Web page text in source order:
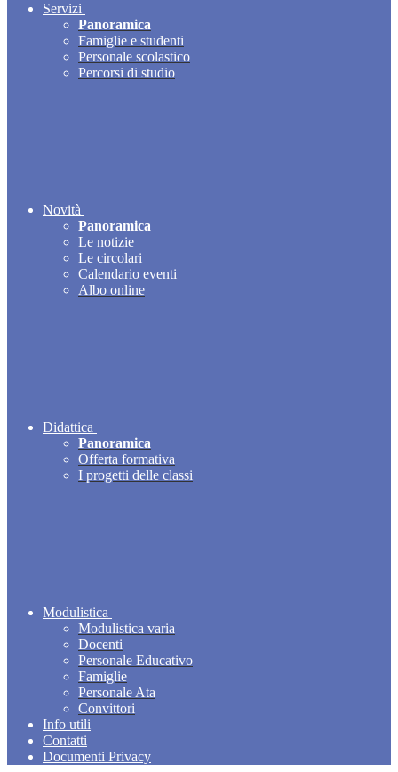
Servizi
Panoramica
Famiglie e studenti
Personale scolastico
Percorsi di studio
Novità
Panoramica
Le notizie
Le circolari
Calendario eventi
Albo online
Didattica
Panoramica
Offerta formativa
I progetti delle classi
Modulistica
Modulistica varia
Docenti
Personale Educativo
Famiglie
Personale Ata
Convittori
Info utili
Contatti
Documenti Privacy